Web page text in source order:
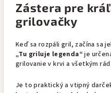
Zástera pre
grilovačky
Keď sa rozpáli gril, začína sa
„Tu griluje legenda“ je
grilovanie v krvi a všetkým
Je to praktický a vtipný